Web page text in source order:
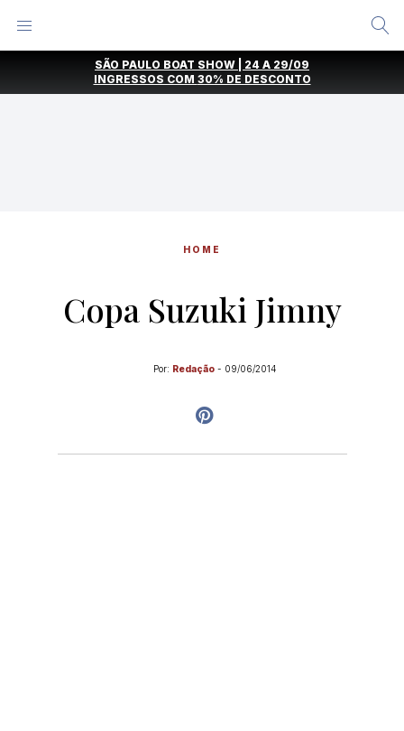
SÃO PAULO BOAT SHOW | 24 A 29/09
INGRESSOS COM 30% DE DESCONTO
HOME
Copa Suzuki Jimny
Por: Redação - 09/06/2014